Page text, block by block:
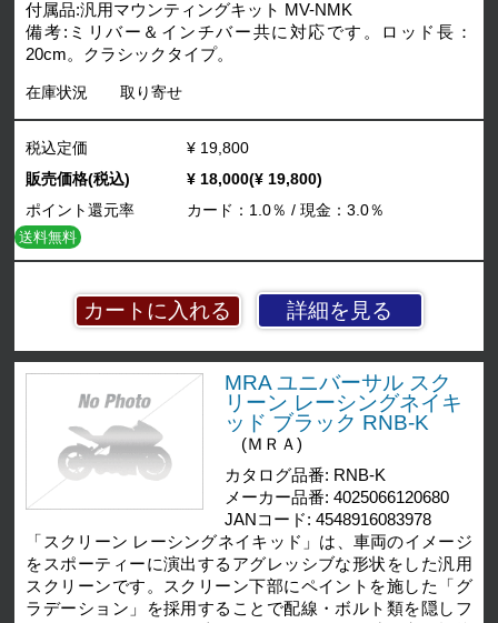
付属品:汎用マウンティングキット MV-NMK
備考:ミリバー＆インチバー共に対応です。ロッド長：
20cm。クラシックタイプ。
在庫状況 取り寄せ
詳細を見る
税込定価
¥ 19,800
販売価格(税込)
¥ 18,000(¥ 19,800)
ポイント還元率
カード：1.0％ / 現金：3.0％
送料無料
MRA ユニバーサル スク
リーン レーシングネイキ
ッド ブラック RNB-K
(ＭＲＡ)
カタログ品番: RNB-K
メーカー品番: 4025066120680
JANコード: 4548916083978
「スクリーン レーシングネイキッド」は、車両のイメージ
をスポーティーに演出するアグレッシブな形状をした汎用
スクリーンです。スクリーン下部にペイントを施した「グ
ラデーション」を採用することで配線・ボルト類を隠しフ